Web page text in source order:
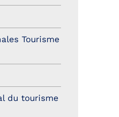
Tourisme
du tourisme